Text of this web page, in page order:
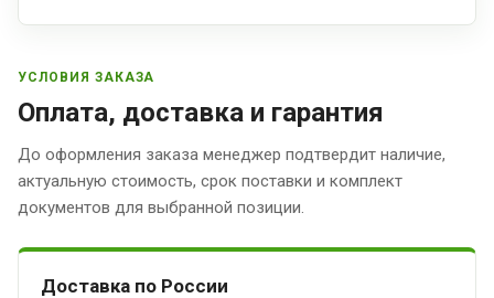
УСЛОВИЯ ЗАКАЗА
Оплата, доставка и гарантия
До оформления заказа менеджер подтвердит наличие,
актуальную стоимость, срок поставки и комплект
документов для выбранной позиции.
Доставка по России